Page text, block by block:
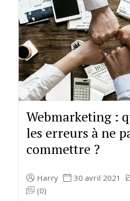
Webmarketing :
les erreurs à ne
commettre ?
Harry 30 avril 2021
(0)